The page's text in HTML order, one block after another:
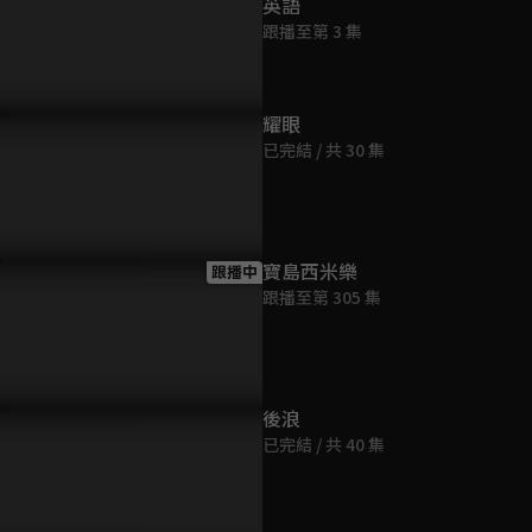
跟播至第 3 集
耀眼
已完結 / 共 30 集
跟播中 寶島西米樂
跟播至第 305 集
後浪
已完結 / 共 40 集